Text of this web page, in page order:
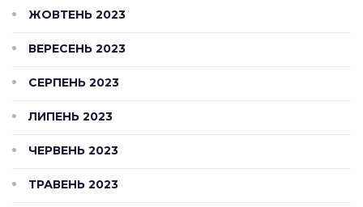
ЖОВТЕНЬ 2023
ВЕРЕСЕНЬ 2023
СЕРПЕНЬ 2023
ЛИПЕНЬ 2023
ЧЕРВЕНЬ 2023
ТРАВЕНЬ 2023